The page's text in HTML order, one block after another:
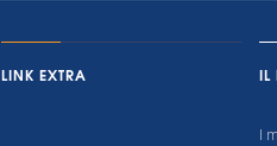
LINK EXTRA IL
I